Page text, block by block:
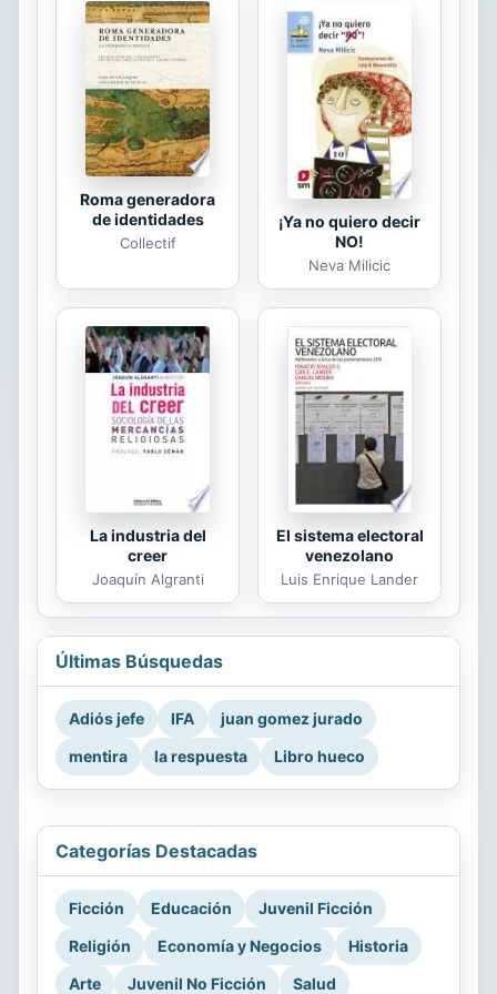
escritor y periodista colombiano.
Tuvo una formación autodidacta,
llegó a ejercer como profesor,
ministro plenipotenciario en Roma y
diplomático. Fundó varias revistas
como «Eco Andino», «Los
Refractarios» o «Némesis»....
Roma generadora
de identidades
Collectif
¡Ya no quiero decir
NO!
Neva Milicic
La industria del
creer
Joaquín Algranti
El sistema electoral
venezolano
Luis Enrique Lander
Últimas Búsquedas
Adiós jefe IFA
juan gomez jurado
mentira
la respuesta Libro hueco
Categorías Destacadas
Ficción Educación
Juvenil Ficción
Religión
Economía y Negocios
Historia
Arte
Juvenil No Ficción Salud